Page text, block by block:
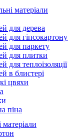
матеріали
для дерева
для гіпсокартону
для паркету
для плитки
для теплоізоляції
в блистері
цвяхи
піна